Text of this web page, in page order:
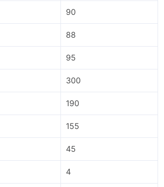
90
88
95
300
190
155
45
4